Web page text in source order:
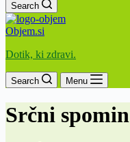
Search
Objem.si
Dotik, ki zdravi.
Search Menu
Srčni spomin